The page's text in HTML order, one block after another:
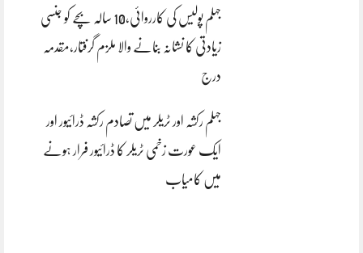
جہلم پولیس کی کارروائی،10 سالہ بچے کو جنسی
زیادتی کا نشانہ بنانے والا ملزم گرفتار،مقدمہ
درج
جہلم رکشہ اور ٹریلر میں تصادم رکشہ ڈرائیور اور
ایک عورت زخمی ٹریلر کا ڈرائیور فرار ہونے
میں کامیاب